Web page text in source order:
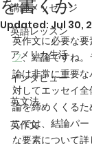
講師メッセージ
英語レッスン
アメリカ生活
インタビュー
英文法
英作文
を書くか
Updated:Jul 30,
英作文に必要な要
フ、結論ですね
論は非常に重要
対してエッセイ
論を締めくくる
こでは、結論パ
な要素について詳